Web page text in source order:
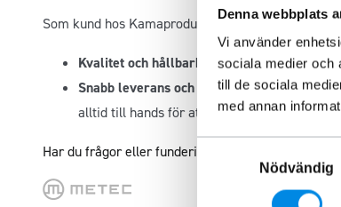
Denna webbplats
Vi använder
sociala medier och
till de sociala
med annan
Nödvändig
Som kund hos Kamaprodukter kan du förvänta dig:
Kvalitet och hållbarhet
: Våra produkter
Snabb leverans och personlig service : Vi
alltid till hands för att hjälpa dig med dina
Har du frågor eller funderingar? Kontakta oss så